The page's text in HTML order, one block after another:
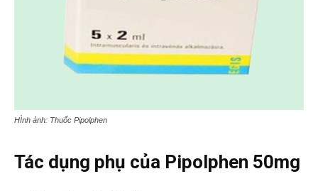
HÌnh ảnh: Thuốc Pipolphen
Tác dụng phụ của Pipolphen 50mg